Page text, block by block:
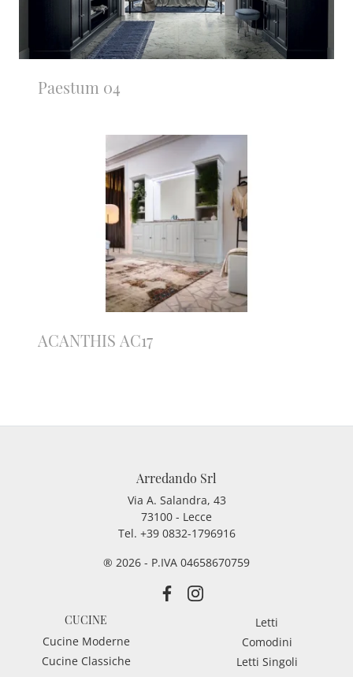
Paestum 04
ACANTHIS AC17
Arredando Srl
Via A. Salandra, 43
73100 - Lecce
Tel. +39 0832-1796916
® 2026 - P.IVA 04658670759
CUCINE
Cucine Moderne
Cucine Classiche
Letti
Comodini
Letti Singoli